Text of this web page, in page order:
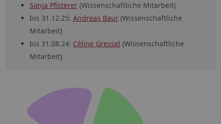
Sonja Pfisterer(Wissenschaftliche Mitarbeit)
bis 31.12.25: Andreas Baur(Wissenschaftliche
Mitarbeit)
bis 31.08.24: Céline Gressel (Wissenschaftliche
Mitarbeit)